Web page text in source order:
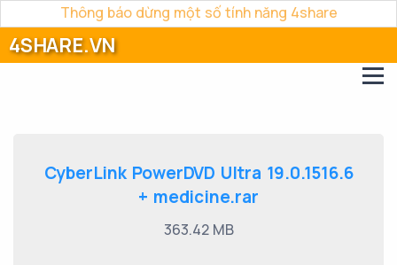
Thông báo dừng một số tính năng 4share
4SHARE.VN
CyberLink PowerDVD Ultra 19.0.1516.6
+ medicine.rar
363.42 MB